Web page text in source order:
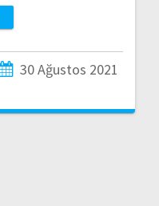
30 Ağustos 2021